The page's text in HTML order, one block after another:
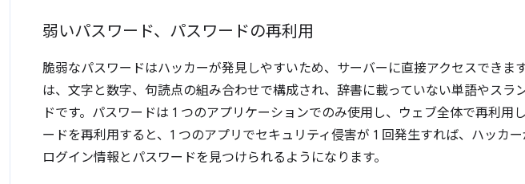
弱いパスワード、パスワードの再利用
脆弱なパスワードはハッカーが発見しやすいため、サーバーに直接アクセスできま
は、文字と数字、句読点の組み合わせで構成され、辞書に載っていない単語やスラ
ドです。パスワードは 1 つのアプリケーションでのみ使用し、ウェブ全体で再利用
ードを再利用すると、1 つのアプリでセキュリティ侵害が 1 回発生すれば、ハッカ
ログイン情報とパスワードを見つけられるようになります。